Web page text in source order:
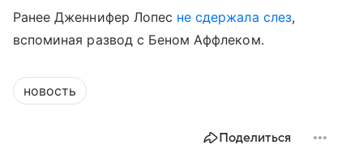
Ранее Дженнифер Лопес не сдержала слез,
вспоминая развод с Беном Аффлеком.
новость
Поделиться